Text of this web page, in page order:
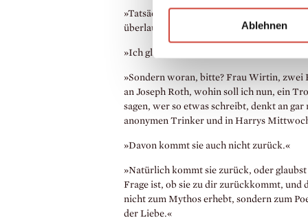
Ablehnen
»Tatsächlich? Sieh mal an. Das werde ich
überlaufen, meinen nüchternen Brüdern.
»Ich glaube nicht, dass Eve an deine
»Sondern woran, bitte? Frau Wirtin, zwei
an Joseph Roth, wohin soll ich nun, ein
sagen, wer so etwas schreibt, denkt an
anonymen Trinker und in Harrys
»Davon kommt sie auch nicht zurück.«
»Natürlich kommt sie zurück, oder
Frage ist, ob sie zu dir zurückkommt, und
nicht zum Mythos erhebt, sondern zum
der Liebe.«